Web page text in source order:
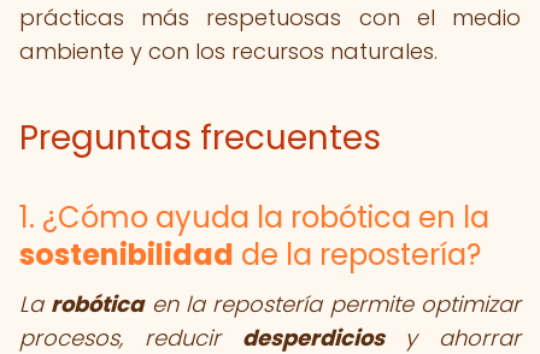
prácticas más respetuosas con el medio
ambiente y con los recursos naturales.
Preguntas frecuentes
1. ¿Cómo ayuda la robótica en la
sostenibilidad de la repostería?
La robóticaen la repostería permite optimizar
procesos, reducir desperdiciosy ahorrar